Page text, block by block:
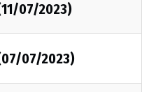
07/2023)
07/2023)